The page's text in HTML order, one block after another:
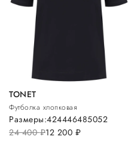
TONET
Футболка хлопковая
24 400руб.12 200 руб.
Размеры:424446485052